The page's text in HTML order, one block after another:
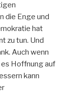
die Enge und
hat
zu tun. Und
Auch wenn
Hoffnung auf
kann